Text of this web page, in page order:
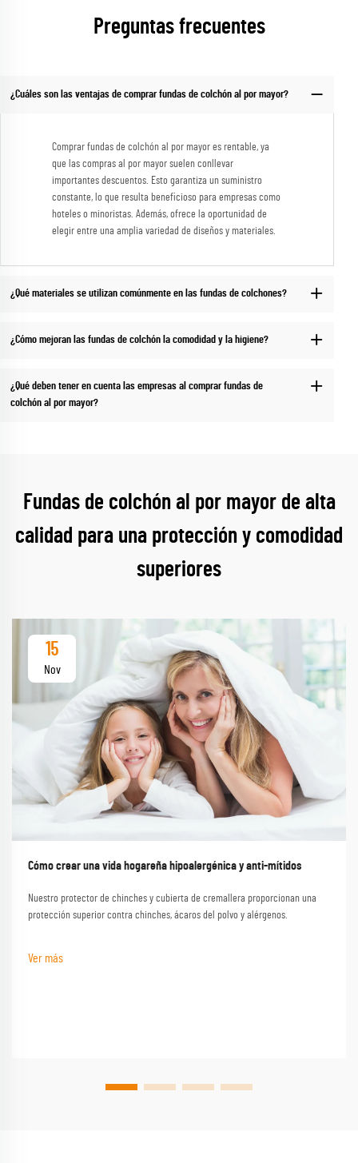
Preguntas frecuentes
¿Cuáles son las ventajas de comprar fundas de colchón al por mayor?
Comprar fundas de colchón al por mayor es rentable, ya
que las compras al por mayor suelen conllevar
importantes descuentos. Esto garantiza un suministro
constante, lo que resulta beneficioso para empresas como
hoteles o minoristas. Además, ofrece la oportunidad de
elegir entre una amplia variedad de diseños y materiales.
¿Qué materiales se utilizan comúnmente en las fundas de colchones?
¿Cómo mejoran las fundas de colchón la comodidad y la higiene?
¿Qué deben tener en cuenta las empresas al comprar fundas de
colchón al por mayor?
Fundas de colchón al por mayor de alta
calidad para una protección y comodidad
superiores
15
Nov
Cómo crear una vida hogareña hipoalergénica y anti-mítidos
Nuestro protector de chinches y cubierta de cremallera proporcionan una
protección superior contra chinches, ácaros del polvo y alérgenos.
Ver más